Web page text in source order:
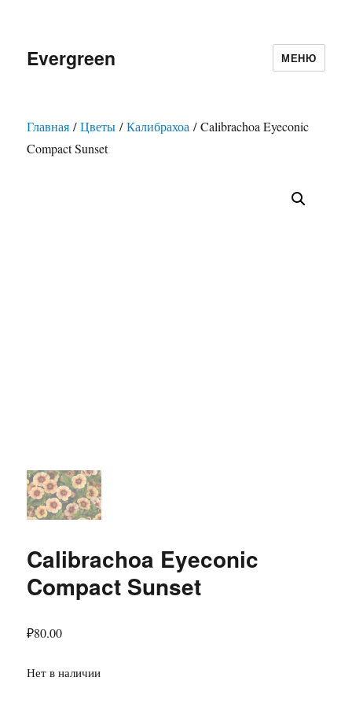
Evergreen МЕНЮ
Главная /Цветы /Калибрахоа / Calibrachoa Eyeconic
Compact Sunset
Calibrachoa Eyeconic
Compact Sunset
₽80.00
Нет в наличии